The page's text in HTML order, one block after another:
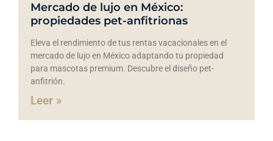
Mercado de lujo en México:
propiedades pet-anfitrionas
Eleva el rendimiento de tus rentas vacacionales en el
mercado de lujo en México adaptando tu propiedad
para mascotas premium. Descubre el diseño pet-
anfitrión.
Leer »